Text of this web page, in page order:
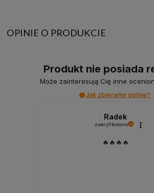
OPINIE O PRODUKCIE
Produkt nie posiada
Może zainteresują Cię inne
Jak zbieramy opinie?
Radek
zweryfikowano
🔥🔥🔥🔥